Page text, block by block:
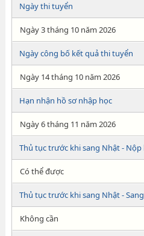
Ngày thi tuyển
Ngày 3 tháng 10 năm 2026
Ngày công bố kết quả thi tuyển
Ngày 14 tháng 10 năm 2026
Hạn nhận hồ sơ nhập học
Ngày 6 tháng 11 năm 2026
Thủ tục trước khi sang Nhật -
Có thể được
Thủ tục trước khi sang Nhật -
Không cần